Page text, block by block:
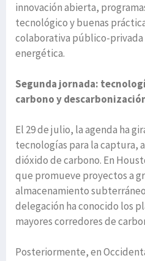
innovación abierta,
tecnológico y buenas
colaborativa público-privada
energética.
Segunda jornada:
carbono y
El 29 de julio, la agenda ha
tecnologías para la captura,
dióxido de carbono. En
que promueve proyectos a
almacenamiento
delegación ha conocido los
mayores corredores de
Posteriormente, en